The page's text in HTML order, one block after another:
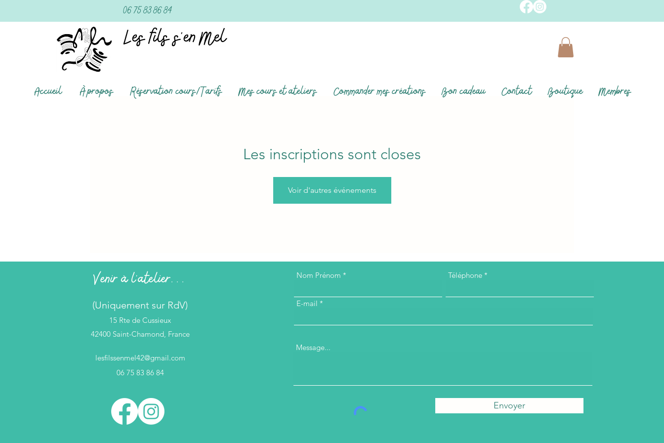
06 75 83 86 84
Accueil À propos Réservation cours/Tarifs Mes cours et ateliers Commander mes créations Bon cadeau Contact Boutique Membres
Les inscriptions sont closes
Voir d'autres événements
Venir à l'atelier...
(Uniquement sur RdV)
15 Rte de Cussieux
42400 Saint-Chamond, France
lesfilssenmel42@gmail.com
06 75 83 86 84
Nom Prénom Téléphone
E-mail
Message...
Envoyer